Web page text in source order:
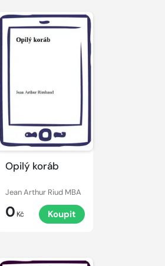
Opilý koráb
Jean Arthur Riud MBA
0 Kč Koupit